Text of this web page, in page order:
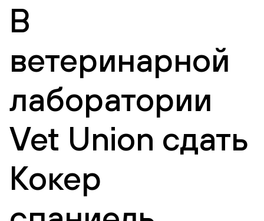
В
ветеринарной
лаборатории
Vet Union сдать
Кокер